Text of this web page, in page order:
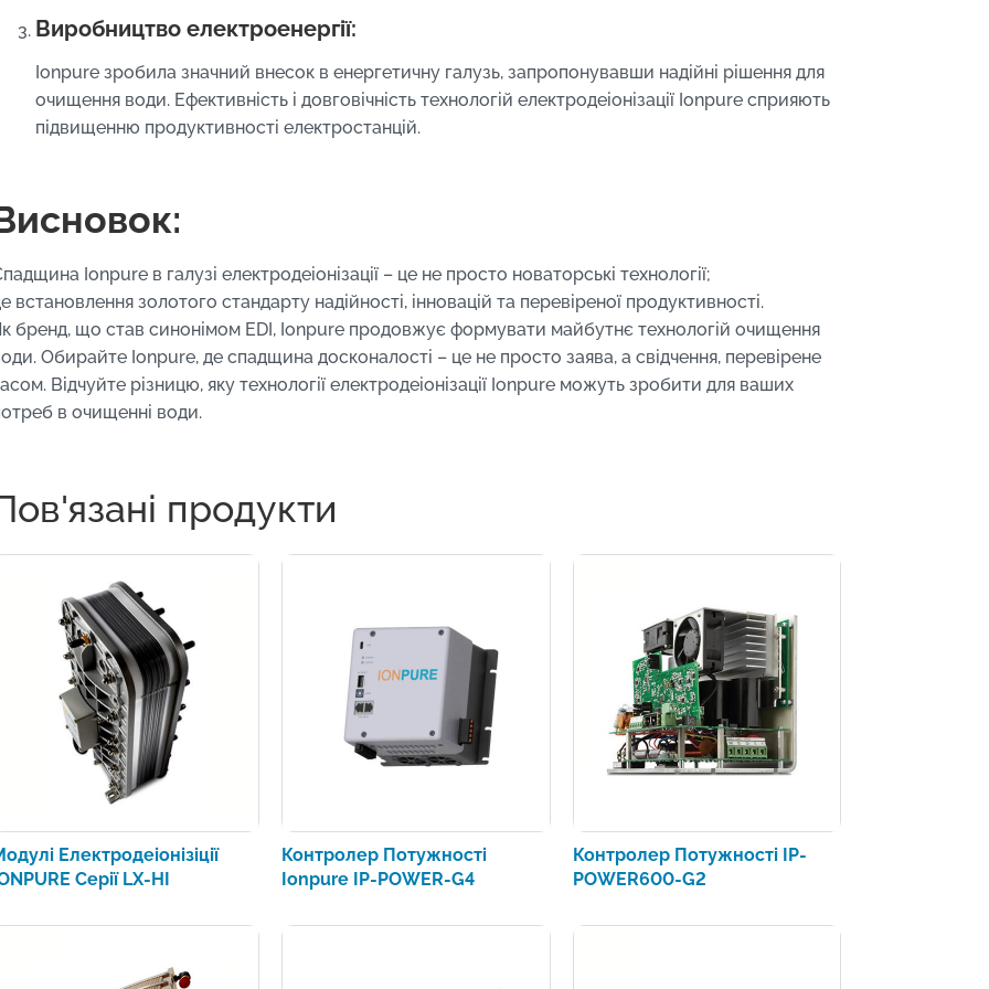
Виробництво електроенергії:
Ionpure зробила значний внесок в енергетичну галузь, запропонувавши надійні рішення для
очищення води. Ефективність і довговічність технологій електродеіонізації Ionpure сприяють
підвищенню продуктивності електростанцій.
Ionpure в галузі електродеіонізації – це не просто новаторські технології;
встановлення золотого стандарту надійності, інновацій та перевіреної продуктивності.
бренд, що став синонімом EDI, Ionpure продовжує формувати майбутнє технологій очищення
Обирайте Ionpure, де спадщина досконалості – це не просто заява, а свідчення, перевірене
Відчуйте різницю, яку технології електродеіонізації Ionpure можуть зробити для ваших
в очищенні води.
продукти
Електродеіонізіції
Серії LX-HI
Контролер Потужності
Ionpure IP-POWER-G4
Контролер Потужності IP-
POWER600-G2